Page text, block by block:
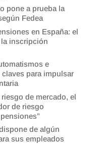
pone a prueba la
Fedea
en España: el
la inscripción
e
para impulsar
de mercado, el
de riesgo
de algún
sus empleados